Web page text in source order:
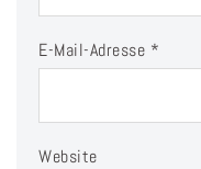
E-Mail-Adresse *
Website